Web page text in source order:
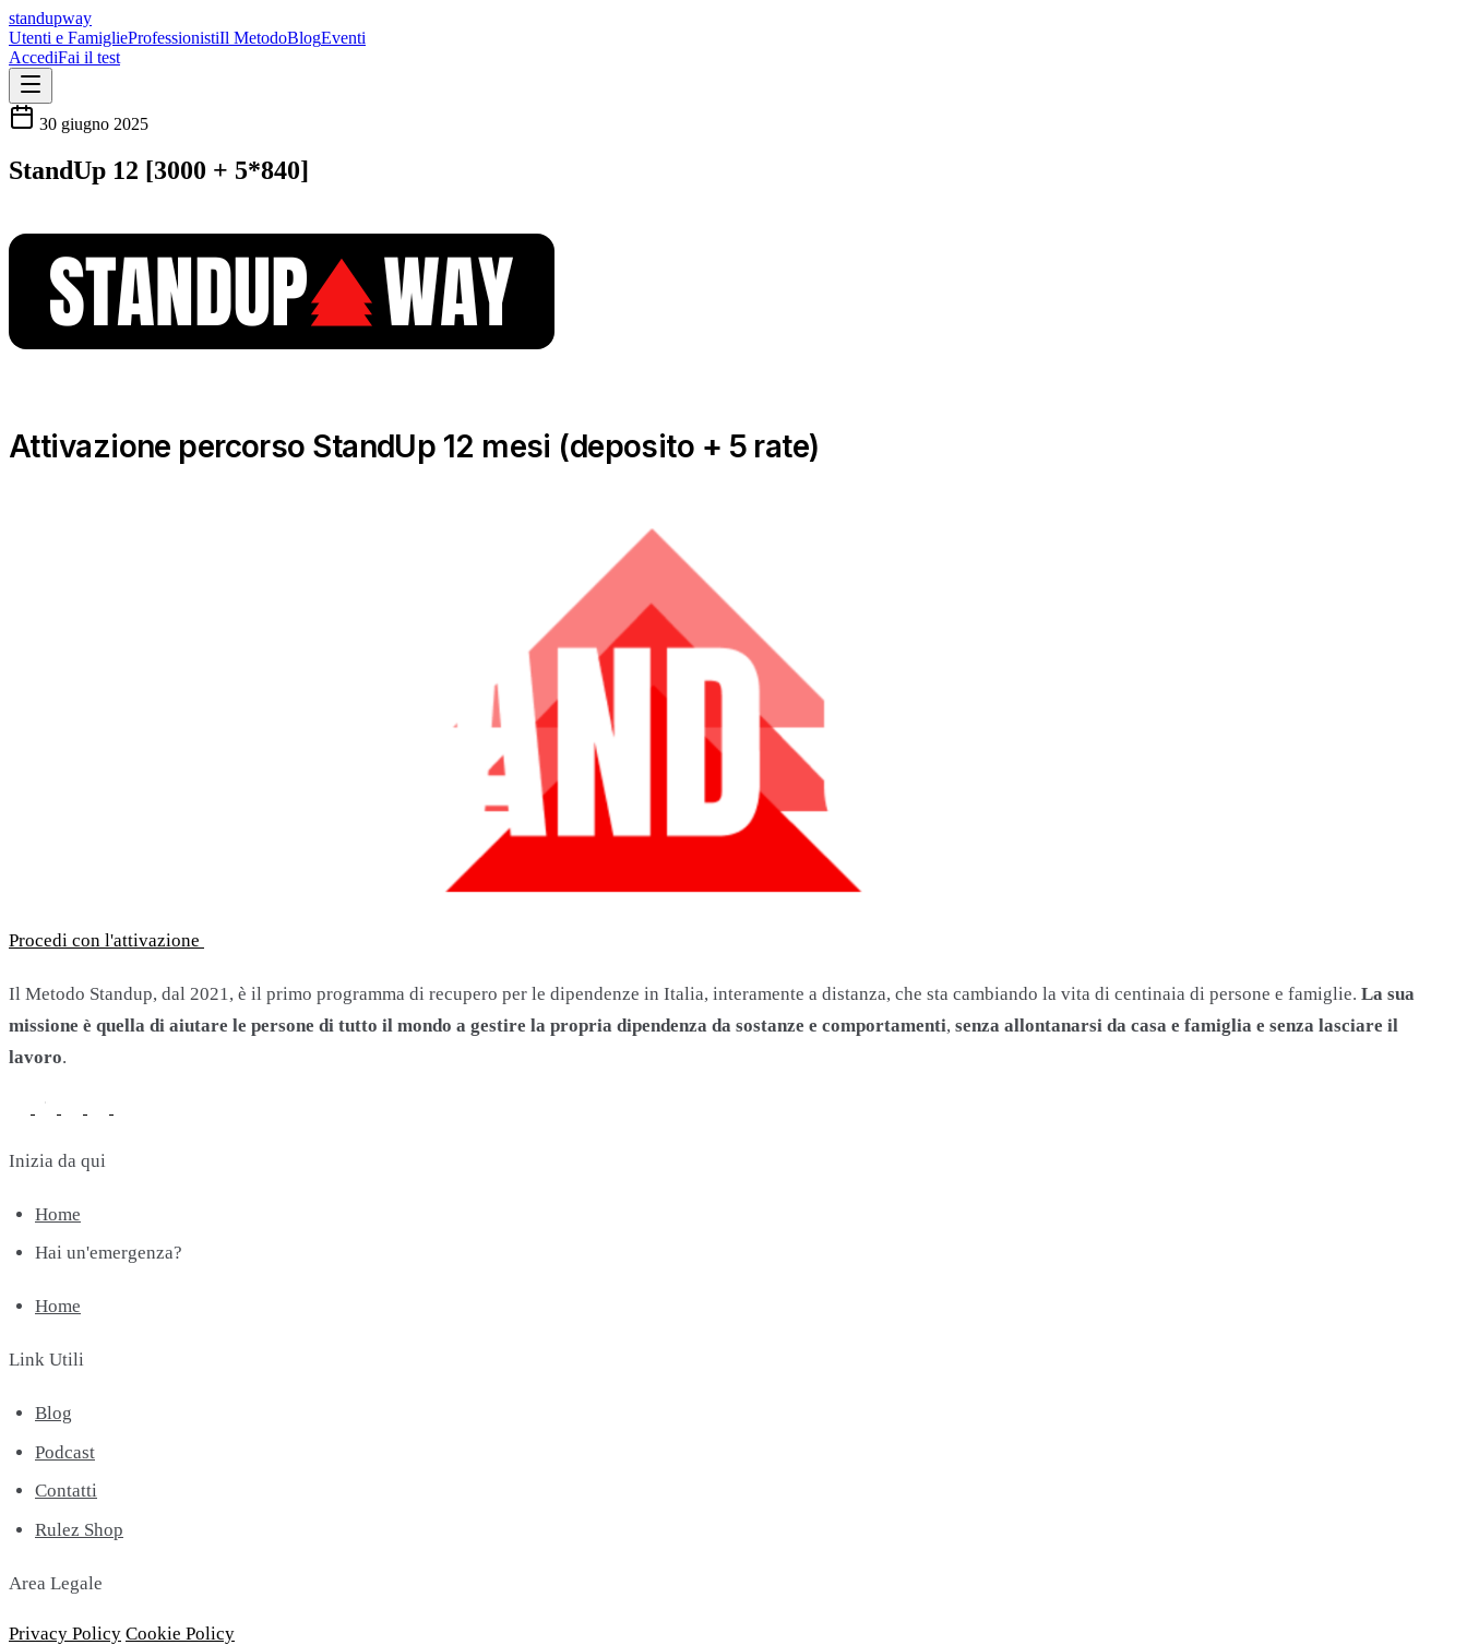
standupway
Utenti e FamiglieProfessionistiIl MetodoBlogEventi
AccediFai il test
30 giugno 2025
StandUp 12 [3000 + 5*840]
Attivazione percorso StandUp 12 mesi (deposito + 5 rate)
Procedi con l'attivazione
Il Metodo Standup, dal 2021, è il primo programma di recupero per le dipendenze in Italia, interamente a distanza, che sta cambiando la vita di centinaia di persone e famiglie. La sua
missione è quella di aiutare le persone di tutto il mondo a gestire la propria dipendenza da sostanze e comportamenti, senza allontanarsi da casa e famiglia e senza lasciare il
lavoro.
Inizia da qui
Home
Hai un'emergenza?
Home
Link Utili
Blog
Podcast
Contatti
Rulez Shop
Area Legale
Privacy Policy Cookie Policy